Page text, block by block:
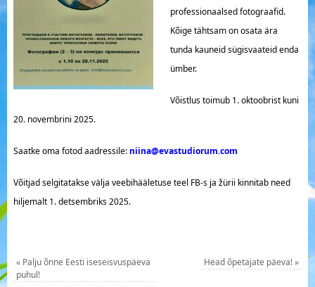
professionaalsed fotograafid.
Kõige tähtsam on osata ära
tunda kauneid sügisvaateid enda
ümber.
Võistlus toimub 1. oktoobrist kuni
20. novembrini 2025.
Saatke oma fotod aadressile: niina@evastudiorum.com
Võitjad selgitatakse välja veebihääletuse teel FB-s ja žürii kinnitab need
hiljemalt 1. detsembriks 2025.
«Palju õnne Eesti iseseisvuspäeva
puhul!
Head õpetajate päeva!»